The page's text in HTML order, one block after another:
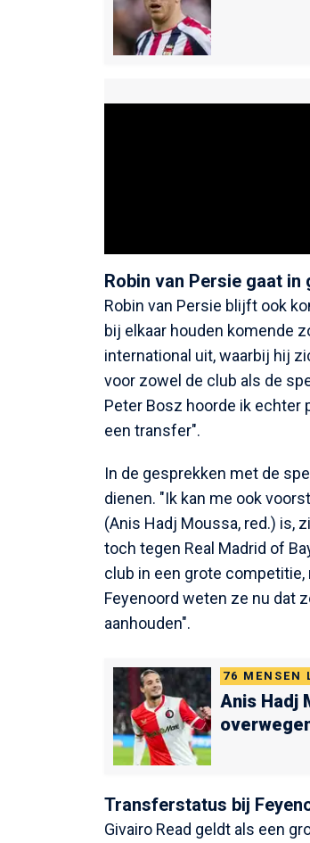
Robin van Persie gaat
Robin van Persie blijft ook
bij elkaar houden komende
international uit, waarbij hij
voor zowel de club als de
Peter Bosz hoorde ik echter
een transfer".
In de gesprekken met de
dienen. "Ik kan me ook
(Anis Hadj Moussa, red.) is,
toch tegen Real Madrid of
club in een grote
Feyenoord weten ze nu dat
aanhouden".
76 MENSEN
Anis Hadj
Transferstatus bij
Givairo Read geldt als een